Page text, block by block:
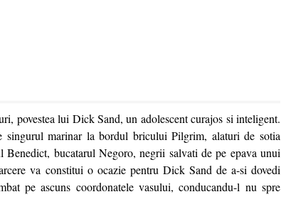
poves­tea lui Dick Sand, un adolescent curajos si inteligent.
singurul marinar la bordul bricului Pilgrim, alaturi de sotia
bucatarul Negoro, negrii salvati de pe epava unui
va constitui o ocazie pentru Dick Sand de a-si dovedi
pe ascuns coordonatele vasului, conducandu-l nu spre